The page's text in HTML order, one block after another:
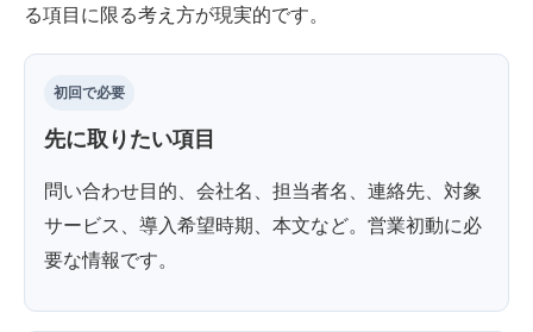
る項目に限る考え方が現実的です。
初回で必要
先に取りたい項目
問い合わせ目的、会社名、担当者名、連絡先、対象
サービス、導入希望時期、本文など。営業初動に必
要な情報です。